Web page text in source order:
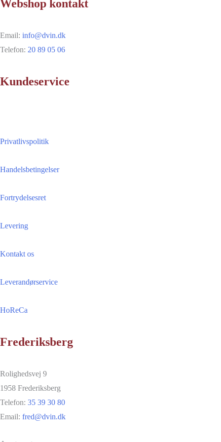
Webshop kontakt
Email: info@dvin.dk
Telefon: 20 89 05 06
Kundeservice
Privatlivspolitik
Handelsbetingelser
Fortrydelsesret
Levering
Kontakt os
Leverandørservice
HoReCa
Frederiksberg
Rolighedsvej 9
1958 Frederiksberg
Telefon: 35 39 30 80
Email: fred@dvin.dk